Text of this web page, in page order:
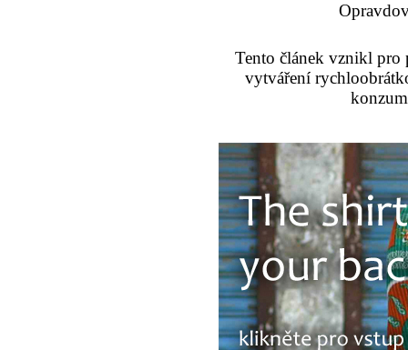
Tento článek vznikl pro
vytváření